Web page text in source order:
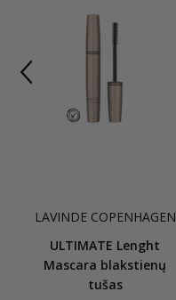
LAVINDE COPENHAGEN
ULTIMATE Lenght
Mascara blakstienų
tušas